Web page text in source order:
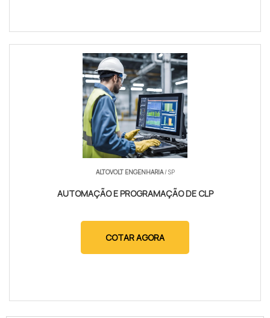
ALTOVOLT ENGENHARIA/ SP
AUTOMAÇÃO E PROGRAMAÇÃO DE CLP
COTAR AGORA